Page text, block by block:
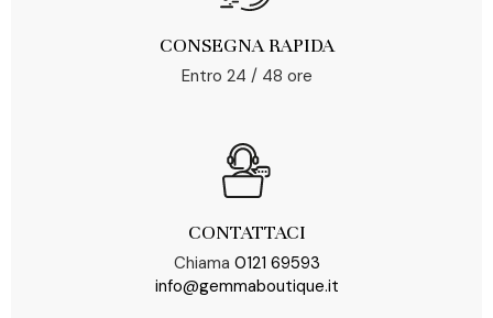
CONSEGNA RAPIDA
Entro 24 / 48 ore
CONTATTACI
Chiama 0121 69593
info@gemmaboutique.it